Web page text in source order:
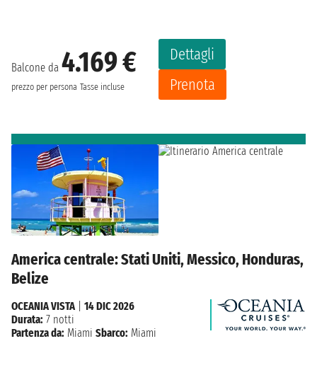
Balcone da 4.169 €
prezzo per persona Tasse incluse
Dettagli
Prenota
America centrale: Stati Uniti, Messico, Honduras,
Belize
OCEANIA VISTA| 14 DIC 2026
Durata: 7 notti
Partenza da: Miami Sbarco: Miami